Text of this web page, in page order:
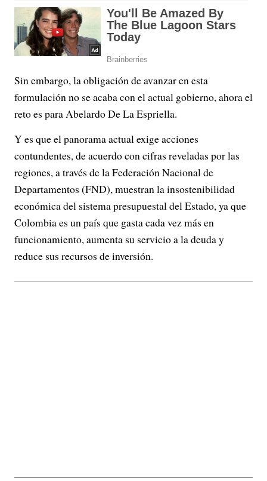
Sin embargo, la obligación de avanzar en esta
formulación no se acaba con el actual gobierno, ahora el
reto es para Abelardo De La Espriella.
Y es que el panorama actual exige acciones
contundentes, de acuerdo con cifras reveladas por las
regiones, a través de la Federación Nacional de
Departamentos (FND), muestran la insostenibilidad
económica del sistema presupuestal del Estado, ya que
Colombia es un país que gasta cada vez más en
funcionamiento, aumenta su servicio a la deuda y
reduce sus recursos de inversión.